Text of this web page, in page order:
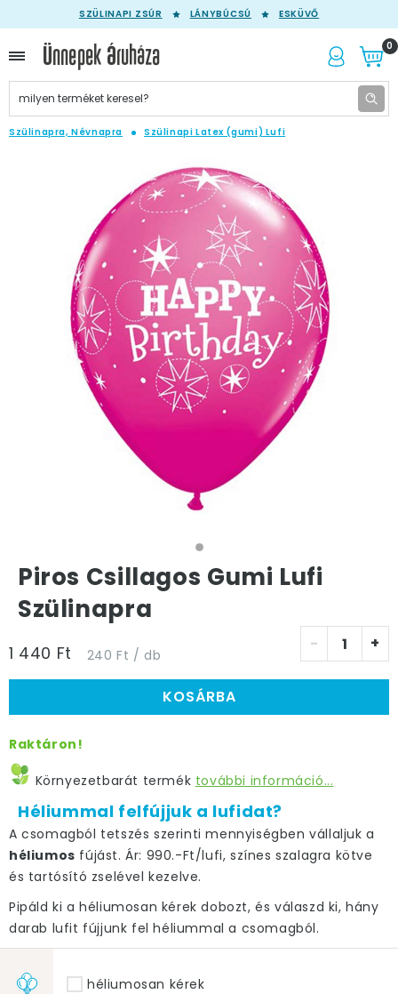
SZÜLINAPI ZSÚR LÁNYBÚCSÚ ESKÜVŐ
0
Szülinapra, Névnapra Szülinapi Latex (gumi) Lufi
Piros Csillagos Gumi Lufi
Szülinapra
1 440 Ft 240 Ft / db
- +
KOSÁRBA
Raktáron!
Környezetbarát termék további információ...
Héliummal felfújjuk a lufidat?
A csomagból tetszés szerinti mennyiségben vállaljuk a
héliumos fújást. Ár: 990.-Ft/lufi, színes szalagra kötve
és tartósító zselével kezelve.
Pipáld ki a héliumosan kérek dobozt, és válaszd ki, hány
darab lufit fújjunk fel héliummal a csomagból.
héliumosan kérek